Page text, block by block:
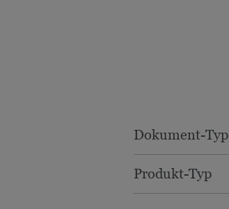
Dokument-Typ
Produkt-Typ